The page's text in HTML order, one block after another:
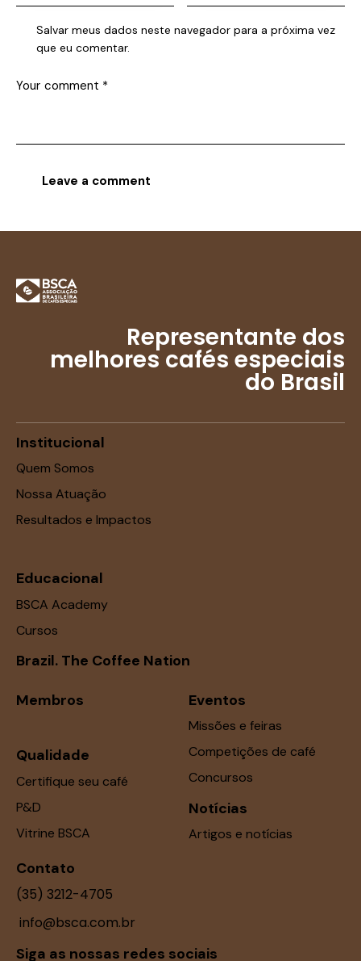
Salvar meus dados neste navegador para a próxima vez
que eu comentar.
Representante dos
melhores cafés especiais
do Brasil
Institucional
Quem Somos
Nossa Atuação
Resultados e Impactos
Educacional
BSCA Academy
Cursos
Brazil. The Coffee Nation
Membros
Qualidade
Certifique seu café
P&D
Vitrine BSCA
Eventos
Missões e feiras
Competições de café
Concursos
Notícias
Artigos e notícias
Contato
(35) 3212-4705
info@bsca.com.br
Siga as nossas redes sociais